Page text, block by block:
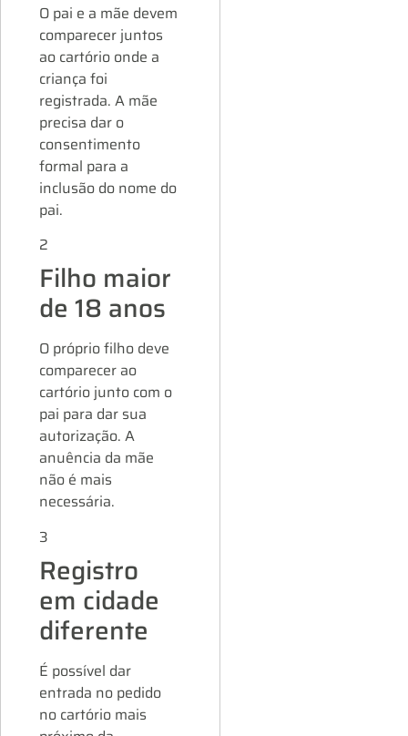
O pai e a mãe devem
comparecer juntos
ao cartório onde a
criança foi
registrada. A mãe
precisa dar o
consentimento
formal para a
inclusão do nome do
pai.
2
Filho maior
de 18 anos
O próprio filho deve
comparecer ao
cartório junto com o
pai para dar sua
autorização. A
anuência da mãe
não é mais
necessária.
3
Registro
em cidade
diferente
É possível dar
entrada no pedido
no cartório mais